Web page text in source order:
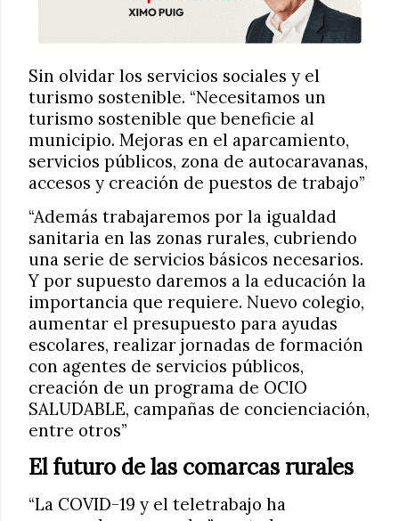
Sin olvidar los servicios sociales y el
turismo sostenible. “Necesitamos un
turismo sostenible que beneficie al
municipio. Mejoras en el aparcamiento,
servicios públicos, zona de autocaravanas,
accesos y creación de puestos de trabajo”
“Además trabajaremos por la igualdad
sanitaria en las zonas rurales, cubriendo
una serie de servicios básicos necesarios.
Y por supuesto daremos a la educación la
importancia que requiere. Nuevo colegio,
aumentar el presupuesto para ayudas
escolares, realizar jornadas de formación
con agentes de servicios públicos,
creación de un programa de OCIO
SALUDABLE, campañas de concienciación,
entre otros”
El futuro de las comarcas rurales
“La COVID-19 y el teletrabajo ha